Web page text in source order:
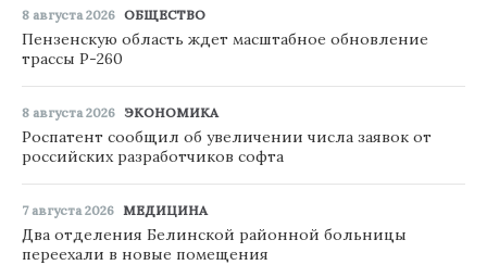
8 августа 2026 ОБЩЕСТВО
Пензенскую область ждет масштабное обновление
трассы Р-260
8 августа 2026 ЭКОНОМИКА
Роспатент сообщил об увеличении числа заявок от
российских разработчиков софта
7 августа 2026 МЕДИЦИНА
Два отделения Белинской районной больницы
переехали в новые помещения